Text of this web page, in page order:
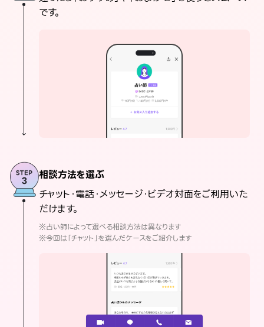
です。
相談方法を選ぶ
チャット・電話・メッセージ・ビデオ対面をご利用いた
だけます。
※占い師によって選べる相談方法は異なります
※今回は「チャット」を選んだケースをご紹介します